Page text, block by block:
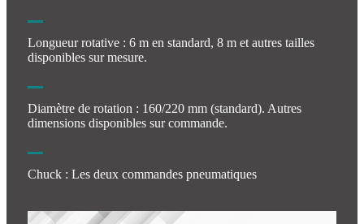
Longueur rotative : 6 m en standard, 8 m et autres tailles
disponibles sur mesure.
Diamètre de rotation : 160/220 mm (standard). Autres
dimensions disponibles sur commande.
Chuck : Les deux commandes pneumatiques